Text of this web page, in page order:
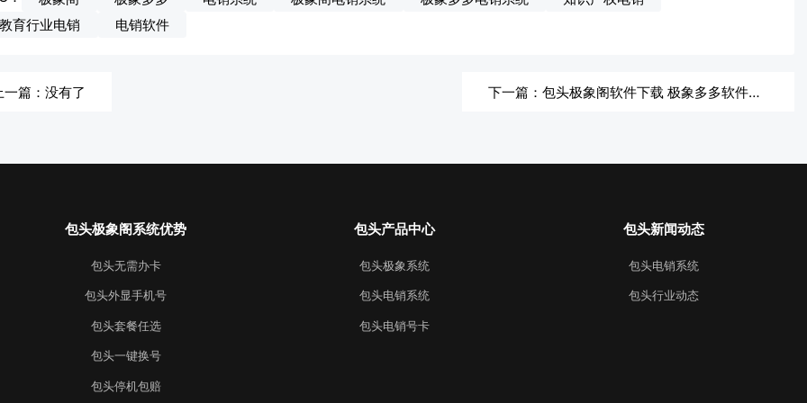
教育行业电销
电销软件
一篇：没有了 下一篇：包头极象阁软件下载 极象多多软件下载
包头极象阁系统优势
包头无需办卡
包头外显手机号
包头套餐任选
包头一键换号
包头停机包赔
包头产品中心
包头极象系统
包头电销系统
包头电销号卡
包头新闻动态
包头电销系统
包头行业动态